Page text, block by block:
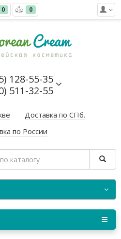
0 0
128-55-35
511-32-55
Доставка по СПб.
по России